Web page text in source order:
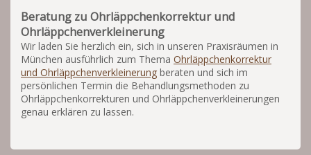
Beratung zu Ohrläppchenkorrektur und
Ohrläppchenverkleinerung
Wir laden Sie herzlich ein, sich in unseren Praxisräumen in
München ausführlich zum Thema Ohrläppchenkorrektur
und Ohrläppchenverkleinerung beraten und sich im
persönlichen Termin die Behandlungsmethoden zu
Ohrläppchenkorrekturen und Ohrläppchenverkleinerungen
genau erklären zu lassen.